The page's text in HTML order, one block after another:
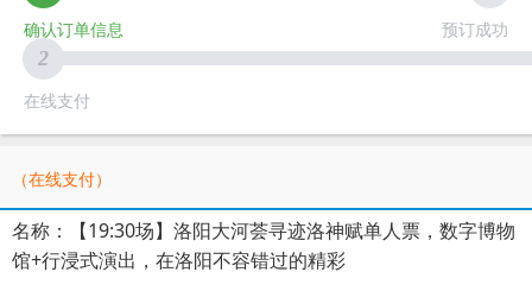
确认订单信息
2
在线支付
预订成功
（在线支付）
名称：【19:30场】洛阳大河荟寻迹洛神赋单人票，数字博物
馆+行浸式演出，在洛阳不容错过的精彩